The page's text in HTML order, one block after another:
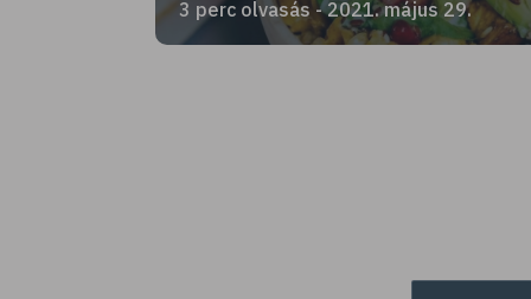
3 perc olvasás - 2021. május 29.